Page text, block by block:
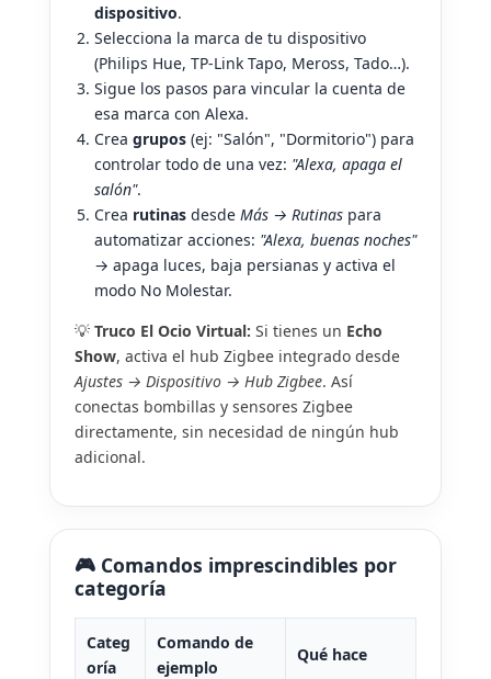
dispositivo.
Selecciona la marca de tu dispositivo
(Philips Hue, TP-Link Tapo, Meross, Tado…).
Sigue los pasos para vincular la cuenta de
esa marca con Alexa.
Crea grupos (ej: "Salón", "Dormitorio") para
controlar todo de una vez: "Alexa, apaga el
salón".
Crea rutinas desde Más → Rutinas para
automatizar acciones: "Alexa, buenas noches"
→ apaga luces, baja persianas y activa el
modo No Molestar.
💡 Truco El Ocio Virtual: Si tienes un Echo
Show, activa el hub Zigbee integrado desde
Ajustes → Dispositivo → Hub Zigbee. Así
conectas bombillas y sensores Zigbee
directamente, sin necesidad de ningún hub
adicional.
🎮 Comandos imprescindibles por
categoría
Categ
oría
Comando de
ejemplo
Qué hace